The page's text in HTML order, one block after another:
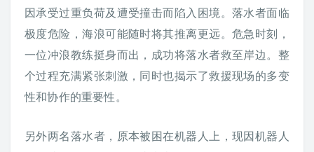
因承受过重负荷及遭受撞击而陷入困境。落水者面临
极度危险，海浪可能随时将其推离更远。危急时刻，
一位冲浪教练挺身而出，成功将落水者救至岸边。整
个过程充满紧张刺激，同时也揭示了救援现场的多变
性和协作的重要性。
另外两名落水者，原本被困在机器人上，现因机器人